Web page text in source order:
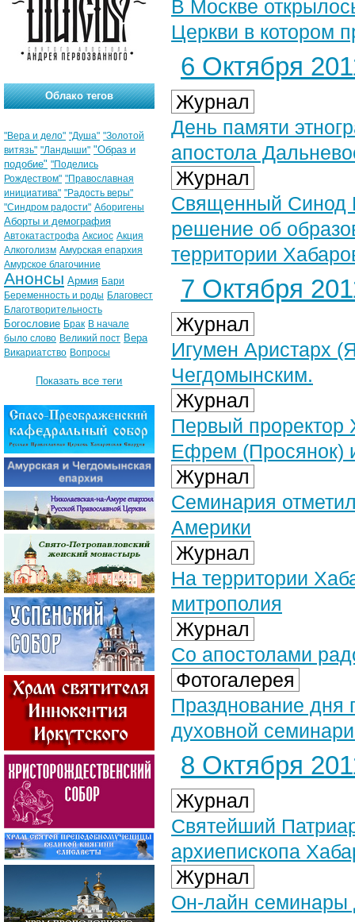
В Москве
Церкви в котором
6 Октября
Журнал
День памяти
апостола
Журнал
Священный Синод
решение об
территории
7 Октября
Журнал
Игумен Аристарх
Чегдомынским.
Журнал
Первый проректор
Ефрем (Просянок)
Журнал
Семинария
Америки
Журнал
На территории
митрополия
Журнал
Со апостолами
Фотогалерея
Празднование дня
духовной
8 Октября
Журнал
Святейший
архиепископа
Журнал
Он-лайн семинары
Облако тегов
"Вера и дело" "Душа" "Золотой
витязь" "Ландыши" "Образ и
подобие" "Поделись
Рождеством" "Православная
инициатива" "Радость веры"
"Синдром радости" Аборигены
Аборты и демография
Автокатастрофа Аксиос Акция
Алкоголизм Амурская епархия
Амурское благочиние
Анонсы Армия Бари
Беременность и роды Благовест
Благотворительность
Богословие Брак В начале
было слово Великий пост Вера
Викариатство Вопросы
Показать все теги